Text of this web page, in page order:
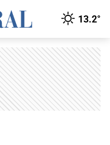
13.2°